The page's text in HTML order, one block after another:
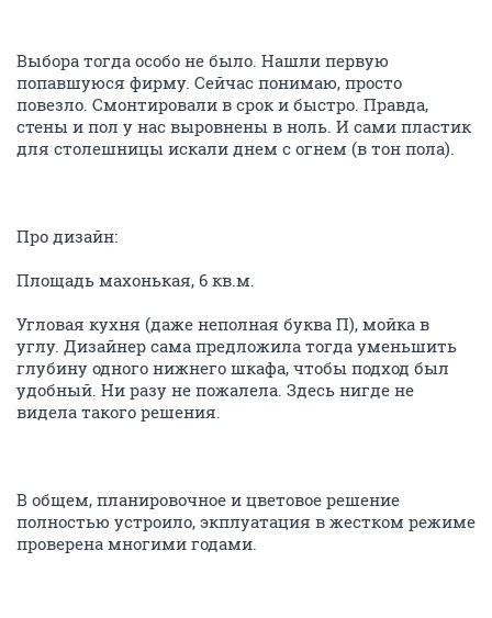
Выбора тогда особо не было. Нашли первую
попавшуюся фирму. Сейчас понимаю, просто
повезло. Смонтировали в срок и быстро. Правда,
стены и пол у нас выровнены в ноль. И сами пластик
для столешницы искали днем с огнем (в тон пола).
Про дизайн:
Площадь махонькая, 6 кв.м.
Угловая кухня (даже неполная буква П), мойка в
углу. Дизайнер сама предложила тогда уменьшить
глубину одного нижнего шкафа, чтобы подход был
удобный. Ни разу не пожалела. Здесь нигде не
видела такого решения.
В общем, планировочное и цветовое решение
полностью устроило, экплуатация в жестком режиме
проверена многими годами.